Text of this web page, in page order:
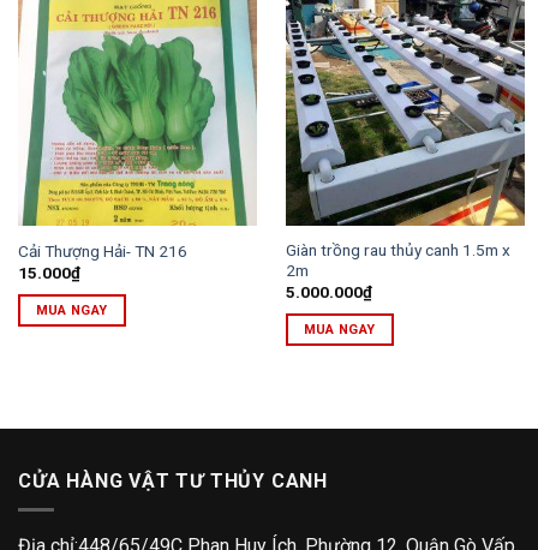
Cải Thượng Hải- TN 216
15.000₫
MUA NGAY
Giàn trồng rau thủy canh 1.5m x
2m
5.000.000₫
MUA NGAY
CỬA HÀNG VẬT TƯ THỦY CANH